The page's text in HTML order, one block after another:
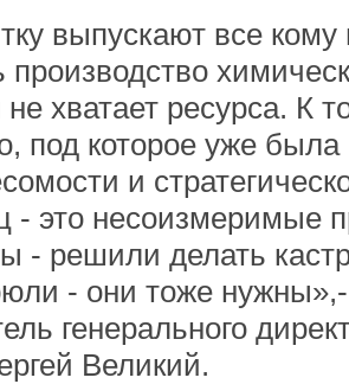
выпускают все
производство
хватает ресурса. К
под которое уже
и
- это несоизмеримые
- решили делать
- они тоже
генерального
Великий.